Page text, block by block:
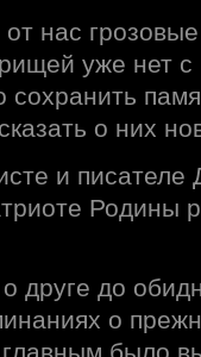
нас
уже нет
о них
и
Родины
друге до
о